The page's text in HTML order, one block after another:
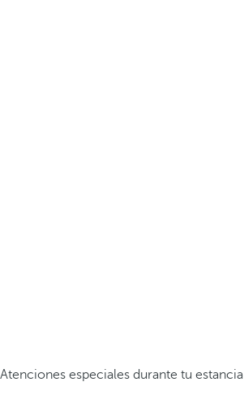
Atenciones especiales durante tu estancia